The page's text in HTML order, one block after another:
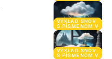
VÝKLAD SNOV
S PÍSMENOM V
VÝKLAD SNOV
S PÍSMENOM V